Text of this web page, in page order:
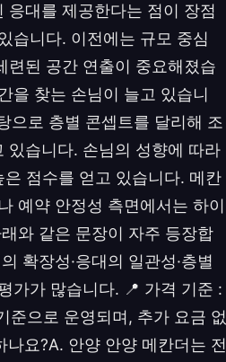
대를 제공한다는 점이 장점
습니다. 이전에는 규모 중심
련된 공간 연출이 중요해졌습
을 찾는 손님이 늘고 있습니
으로 층별 콘셉트를 달리해 조
있습니다. 손님의 성향에 따라
은 점수를 얻고 있습니다. 메칸
예약 안정성 측면에서는 하이
와 같은 문장이 자주 등장합
확장성·응대의 일관성·층별
가가 많습니다. 📍 가격 기준 :
준으로 운영되며, 추가 요금 없
요?A. 안양 안양 메칸더는 전